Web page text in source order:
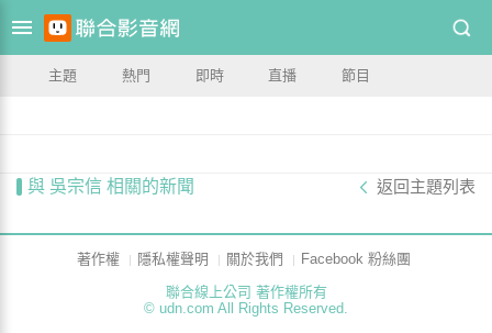
主題 熱門 即時 直播 節目
與 吳宗信 相關的新聞 返回主題列表
著作權 隱私權聲明 關於我們
Facebook 粉絲團
聯合線上公司 著作權所有
© udn.com All Rights Reserved.